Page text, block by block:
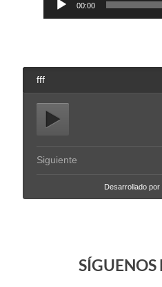
00:00
SÍGUENOS